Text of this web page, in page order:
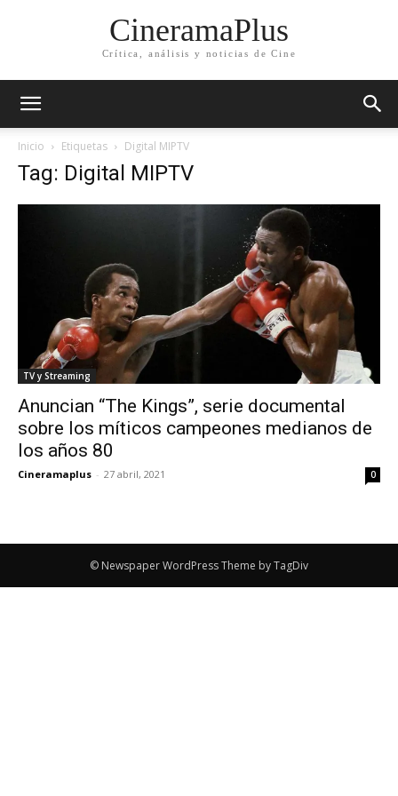
CineramaPlus
Crítica, análisis y noticias de Cine
Inicio Etiquetas Digital MIPTV
Tag: Digital MIPTV
TV y Streaming
Anuncian “The Kings”, serie documental
sobre los míticos campeones medianos de
los años 80
Cineramaplus - 27 abril, 2021 0
© Newspaper WordPress Theme by TagDiv